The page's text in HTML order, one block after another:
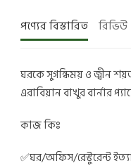
পণ্যের বিস্তারিত রিভিউ
ঘরকে সুগন্ধিময় ও জ্বীন
এরাবিয়ান বাখুর বার্নার
কাজ কিঃ
✅ঘর/অফিস/রেস্টুরেন্ট